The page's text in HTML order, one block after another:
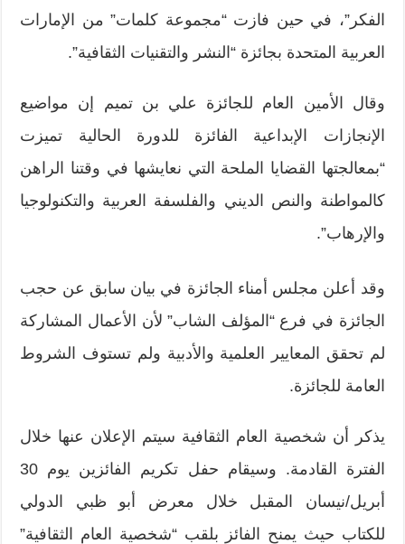
الفكر”، في حين فازت “مجموعة كلمات” من الإمارات
العربية المتحدة بجائزة “النشر والتقنيات الثقافية”.
‎وقال الأمين العام للجائزة علي بن تميم إن مواضيع
الإنجازات الإبداعية الفائزة للدورة الحالية تميزت
“بمعالجتها القضايا الملحة التي نعايشها في وقتنا الراهن
كالمواطنة والنص الديني والفلسفة العربية والتكنولوجيا
والإرهاب”.
وقد أعلن مجلس أمناء الجائزة في بيان سابق عن حجب
الجائزة في فرع “المؤلف الشاب” لأن الأعمال المشاركة
لم تحقق المعايير العلمية والأدبية ولم تستوف الشروط
العامة للجائزة.
يذكر أن شخصية العام الثقافية سيتم الإعلان عنها خلال
الفترة القادمة. وسيقام حفل تكريم الفائزين يوم 30
أبريل/نيسان المقبل خلال معرض أبو ظبي الدولي
للكتاب حيث يمنح الفائز بلقب “شخصية العام الثقافية”